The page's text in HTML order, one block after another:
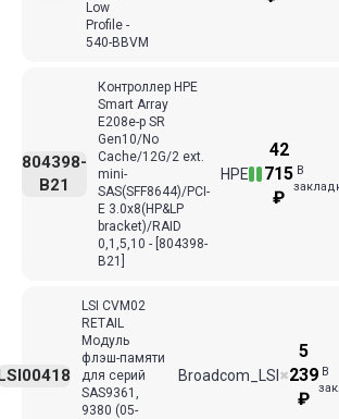
Low
Profile -
540-BBVM
Контроллер HPE
Smart Array
E208e-p SR
Gen10/No
Cache/12G/2 ext.
mini-
SAS(SFF8644)/PCI-
E 3.0x8(HP&LP
bracket)/RAID
0,1,5,10 - [804398-
B21]
HPE
804398-
B21
42
715
₽
В
LSI CVM02
RETAIL
Модуль
флэш-памяти
для серий
SAS9361,
9380 (05-
Broadcom_LSI✖
5
239
₽
В